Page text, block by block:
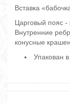
Вставка
Царговый пояс
Внутренние
конусные
Упакован в